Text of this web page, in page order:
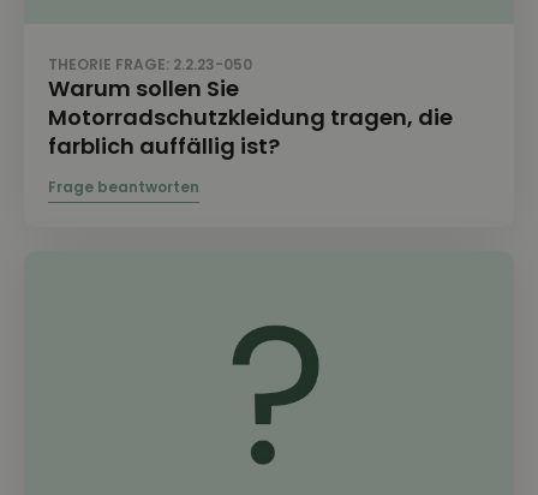
THEORIE FRAGE: 2.2.23-050
Warum sollen Sie
Motorradschutzkleidung tragen, die
farblich auffällig ist?